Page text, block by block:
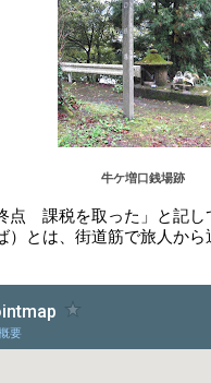
牛ケ増口銭場跡
点 課税を取った」と記し
）とは、街道筋で旅人か